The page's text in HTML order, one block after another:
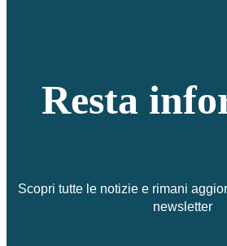
Resta
Scopri tutte le notizie e rimani
newsletter